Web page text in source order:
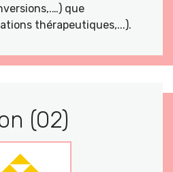
que
thérapeutiques,...).
(02)